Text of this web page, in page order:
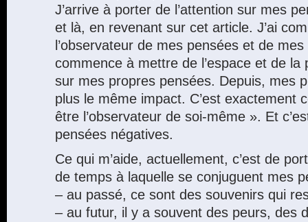
J’arrive à porter de l’attention sur mes
et là, en revenant sur cet article. J’ai
l’observateur de mes pensées et de
commence à mettre de l’espace et de la
sur mes propres pensées. Depuis, mes
plus le même impact. C’est exactement
être l’observateur de soi-même ». Et
pensées négatives.
Ce qui m’aide, actuellement, c’est de
de temps à laquelle se conjuguent mes
– au passé, ce sont des souvenirs qui
– au futur, il y a souvent des peurs, des